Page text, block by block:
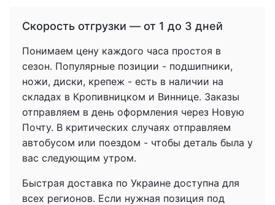
Скорость отгрузки — от 1 до 3 дней
Понимаем цену каждого часа простоя в
сезон. Популярные позиции - подшипники,
ножи, диски, крепеж - есть в наличии на
складах в Кропивницком и Виннице. Заказы
отправляем в день оформления через Новую
Почту. В критических случаях отправляем
автобусом или поездом - чтобы деталь была у
вас следующим утром.
Быстрая доставка по Украине доступна для
всех регионов. Если нужная позиция под